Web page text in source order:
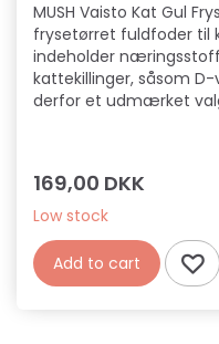
MUSH Vaisto Kat Gul
frysetørret fuldfoder til
indeholder
kattekillinger, såsom
derfor et udmærket
169,00 DKK
Low stock
Add to cart